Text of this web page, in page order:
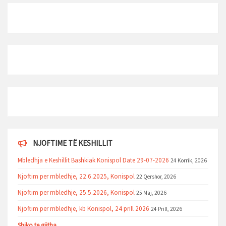
NJOFTIME TË KESHILLIT
Mbledhja e Keshillit Bashkiak Konispol Date 29-07-2026 24 Korrik, 2026
Njoftim per mbledhje, 22.6.2025, Konispol 22 Qershor, 2026
Njoftim per mbledhje, 25.5.2026, Konispol 25 Maj, 2026
Njoftim per mbledhje, kb Konispol, 24 prill 2026 24 Prill, 2026